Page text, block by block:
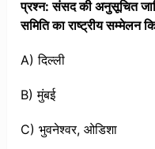
प्रश्न: संसद की अनुसूचित
समिति का राष्ट्रीय
A) दिल्ली
B) मुंबई
C) भुवनेश्वर, ओडिशा